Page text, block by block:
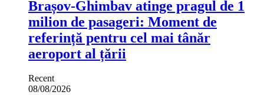
Brașov‑Ghimbav atinge pragul de 1
milion de pasageri: Moment de
referință pentru cel mai tânăr
aeroport al țării
Recent
08/08/2026